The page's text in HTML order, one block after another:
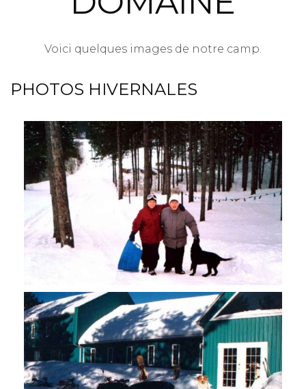
Voici quelques images de notre camp.
PHOTOS HIVERNALES